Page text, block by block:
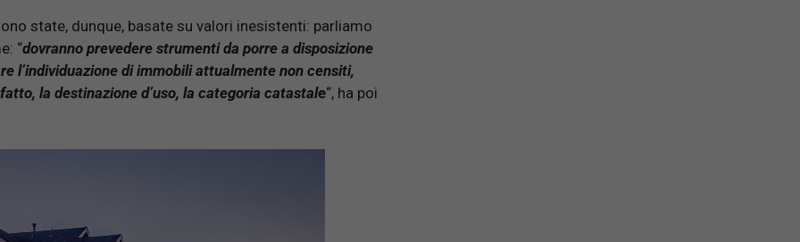
state, dunque, basate su valori inesistenti: parliamo
“dovranno prevedere strumenti da porre a disposizione
l’individuazione di immobili attualmente non censiti,
la destinazione d’uso, la categoria catastale“, ha poi